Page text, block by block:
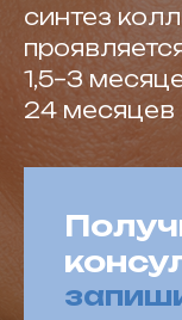
синтез
1,5–3
24 месяцев